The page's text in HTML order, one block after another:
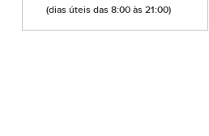
(dias úteis das 8:00 às 21:00)